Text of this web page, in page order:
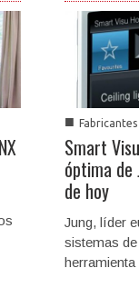
■ Fabricantes
Smart
óptima
de hoy
Jung, líder
sistemas